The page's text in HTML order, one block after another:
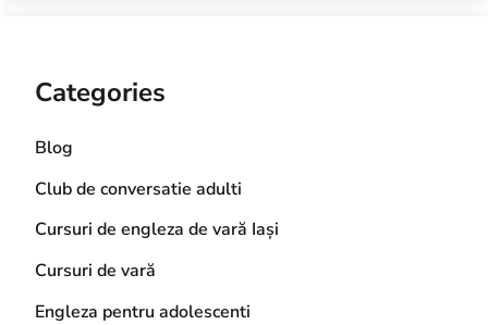
Categories
Blog
Club de conversatie adulti
Cursuri de engleza de vară Iași
Cursuri de vară
Engleza pentru adolescenti